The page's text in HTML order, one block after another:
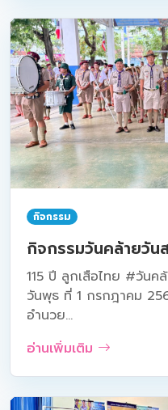
กิจกรรม
กิจกรรมวันคล้ายวั
115 ปี ลูกเสือไทย #วันค
วันพุธ ที่ 1 กรกฎาคม
อำนวย...
อ่านเพิ่มเติม